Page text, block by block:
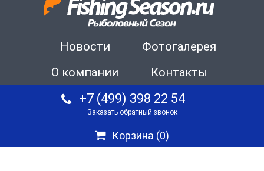
Новости
Фотогалерея
О компании
Контакты
+7 (499) 398 22 54
Заказать обратный звонок
Корзина (0)